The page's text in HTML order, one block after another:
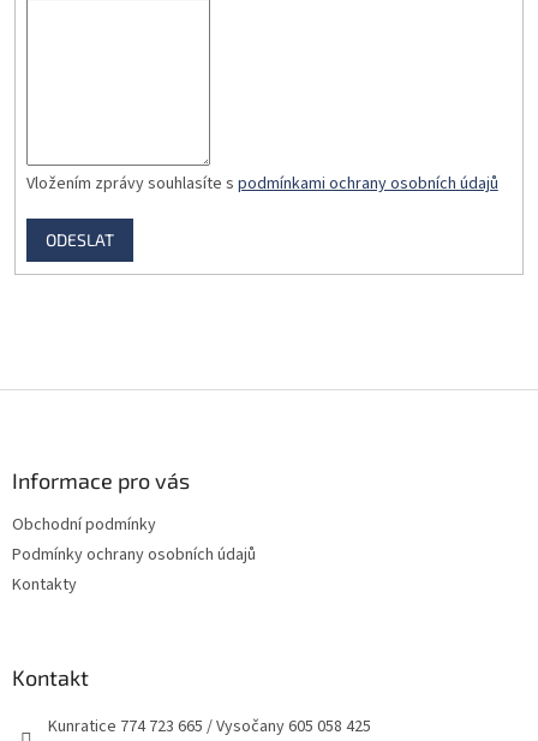
Vložením zprávy souhlasíte s podmínkami ochrany osobních údajů
ODESLAT
Informace pro vás
Obchodní podmínky
Podmínky ochrany osobních údajů
Kontakty
Kontakt
Kunratice 774 723 665 / Vysočany 605 058 425